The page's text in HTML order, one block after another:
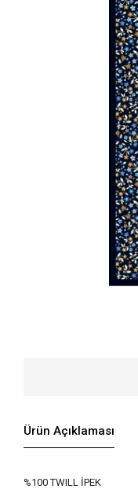
Ürün Açıklaması
%100 TWILL İPEK